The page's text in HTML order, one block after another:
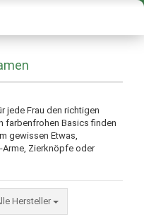
jede Frau den richtigen
farbenfrohen Basics finden
gewissen Etwas,
Zierknöpfe oder
Hersteller